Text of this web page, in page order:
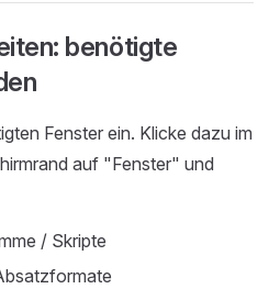
benötigte
Fenster ein. Klicke dazu im
auf "Fenster" und
/ Skripte